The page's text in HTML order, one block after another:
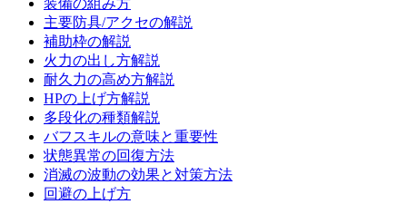
装備の組み方
主要防具/アクセの解説
補助枠の解説
火力の出し方解説
耐久力の高め方解説
HPの上げ方解説
多段化の種類解説
バフスキルの意味と重要性
状態異常の回復方法
消滅の波動の効果と対策方法
回避の上げ方